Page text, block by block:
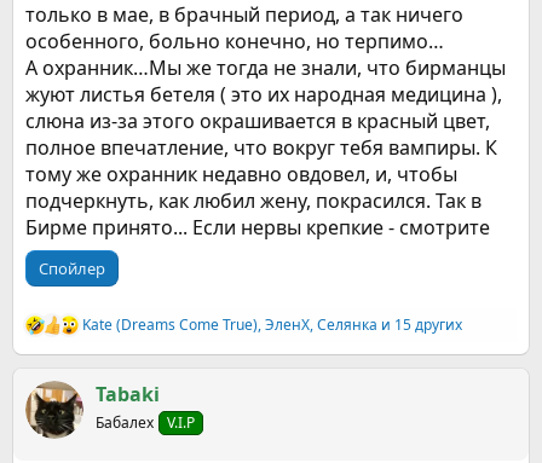
только в мае, в брачный период, а так ничего
особенного, больно конечно, но терпимо…
А охранник…Мы же тогда не знали, что бирманцы
жуют листья бетеля ( это их народная медицина ),
слюна из-за этого окрашивается в красный цвет,
полное впечатление, что вокруг тебя вампиры. К
тому же охранник недавно овдовел, и, чтобы
подчеркнуть, как любил жену, покрасился. Так в
Бирме принято... Если нервы крепкие - смотрите
Спойлер
Р
е
к
ц
и
Kate (Dreams Come True),ЭленХ,Селянка и 15 других
Tabaki
Бабалех V.I.P